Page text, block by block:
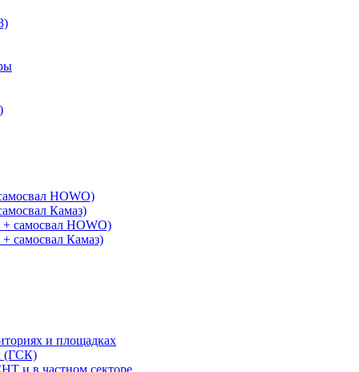
HOWO)
Камаз)
самосвал HOWO)
самосвал Камаз)
и площадках
(ГСК)
и в частном секторе